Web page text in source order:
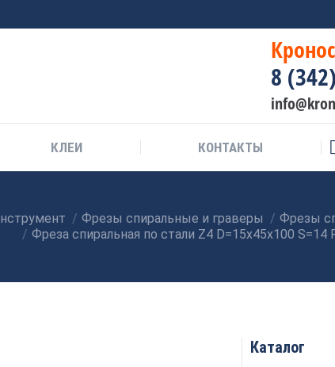
8
КЛЕИ КОНТАКТЫ
Фрезы спиральные и граверы
Фрезы
Фреза спиральная по стали Z4 D=15x45x100 S=14
Каталог